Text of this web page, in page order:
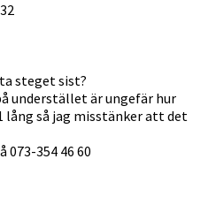
steget sist?
understället är ungefär hur
lång så jag misstänker att det
073-354 46 60